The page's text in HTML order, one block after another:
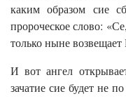
каким образом сие
пророческое слово:
только ныне
И вот ангел
зачатие сие будет не